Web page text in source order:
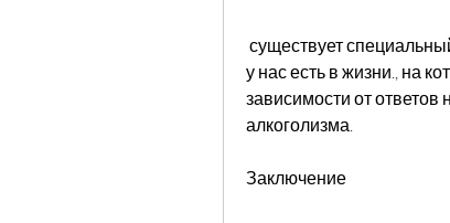
у нас есть в жизни., на
зависимости от ответов
алкоголизма.
Заключение